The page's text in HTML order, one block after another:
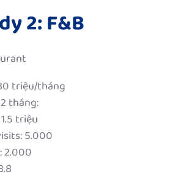
2: F&B
triệu/tháng
tháng:
triệu
5.000
2.000